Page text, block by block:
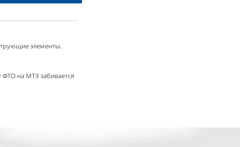
элементы,
ФТО на МТЗ забивается